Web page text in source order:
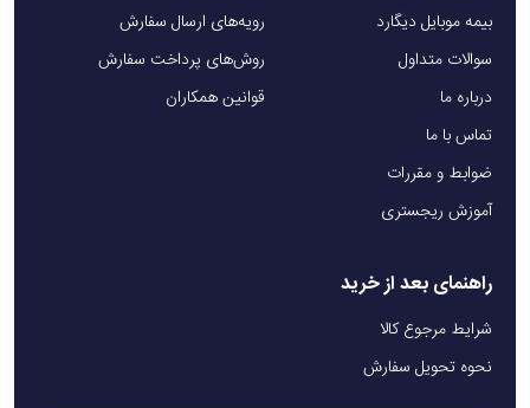
بیمه موبایل دیگارد
سوالات متداول
درباره ما
تماس با ما
ضوابط و مقررات
آموزش ریجستری
رویه‌های ارسال سفارش
روش‌های پرداخت سفارش
قوانین همکاران
راهنمای بعد از خرید
شرایط مرجوع کالا
نحوه تحویل سفارش